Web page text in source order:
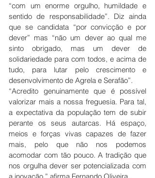
“com um enorme orgulho, humildade e
sentido de responsabilidade”. Diz ainda
que se candidata “por convicção e por
dever” mas “não um dever ao qual me
sinto obrigado, mas um dever de
solidariedade para com todos, e acima de
tudo, para lutar pelo crescimento e
desenvolvimento de Agrela e Serafão”.
“Acredito genuinamente que é possível
valorizar mais a nossa freguesia. Para tal,
a expectativa da população tem de subir
perante os seus autarcas. Há espaço,
meios e forças vivas capazes de fazer
mais, pelo que não nos podemos
acomodar com tão pouco. A tradição que
nos orgulha dever ser potencializada com